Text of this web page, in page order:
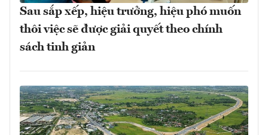
Sau sắp xếp, hiệu trưởng, hiệu phó muốn
thôi việc sẽ được giải quyết theo chính
sách tinh giản